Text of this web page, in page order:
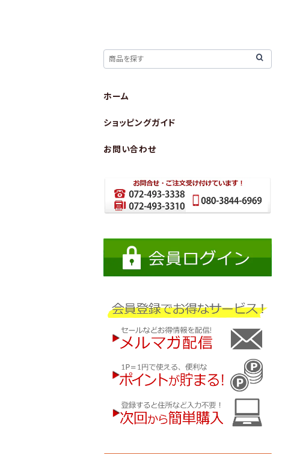
ホーム
ショッピングガイド
お問い合わせ